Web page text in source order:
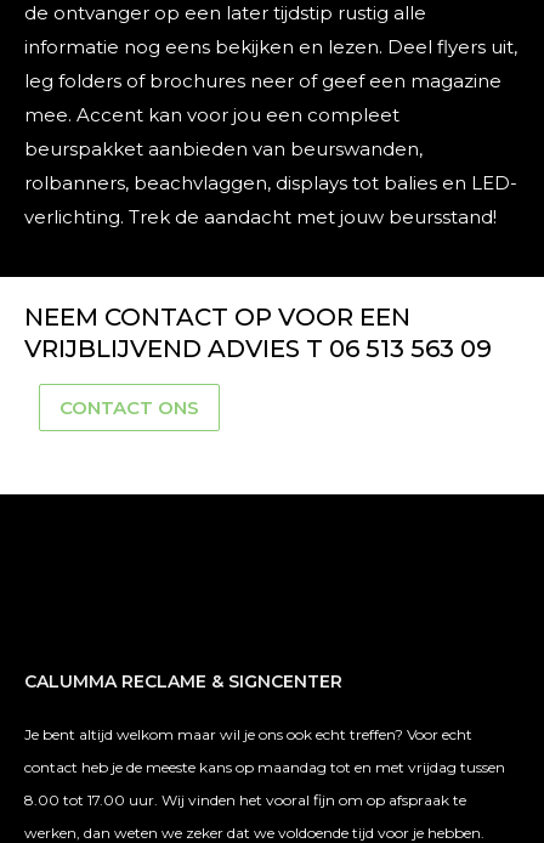
de ontvanger op een later tijdstip rustig alle
informatie nog eens bekijken en lezen. Deel flyers uit,
leg folders of brochures neer of geef een magazine
mee. Accent kan voor jou een compleet
beurspakket aanbieden van beurswanden,
rolbanners, beachvlaggen, displays tot balies en LED-
verlichting. Trek de aandacht met jouw beursstand!
NEEM CONTACT OP VOOR EEN
VRIJBLIJVEND ADVIES T 06 513 563 09
CONTACT ONS
CALUMMA RECLAME & SIGNCENTER
Je bent altijd welkom maar wil je ons ook echt treffen? Voor echt
contact heb je de meeste kans op maandag tot en met vrijdag tussen
8.00 tot 17.00 uur. Wij vinden het vooral fijn om op afspraak te
werken, dan weten we zeker dat we voldoende tijd voor je hebben.